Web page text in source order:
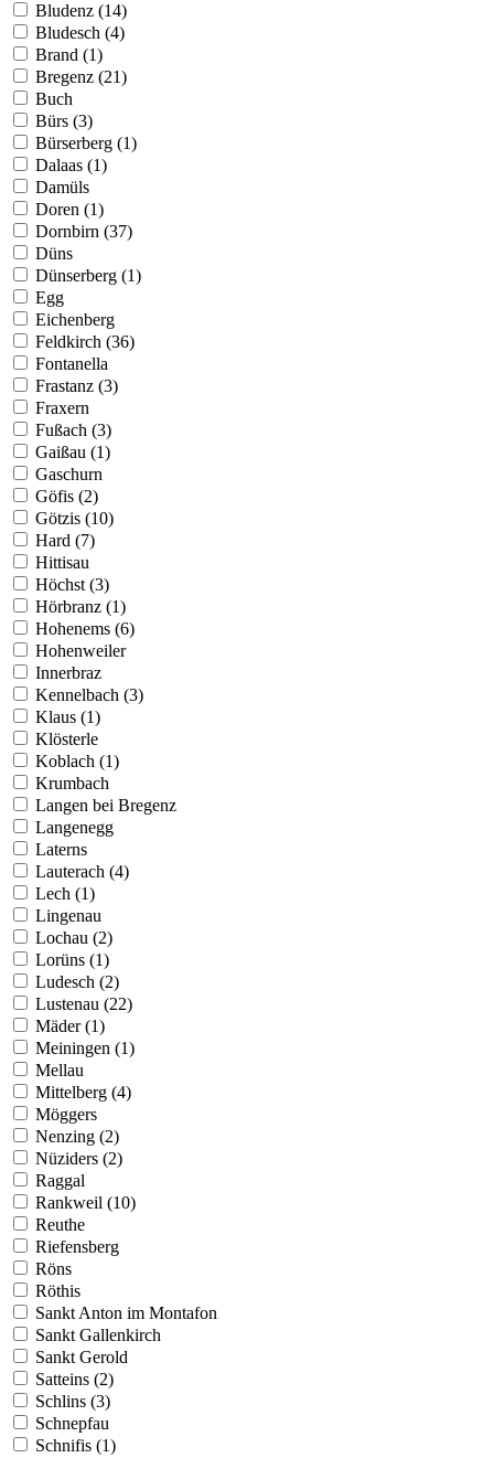
Bludenz (14)
Bludesch (4)
Brand (1)
Bregenz (21)
Buch
Bürs (3)
Bürserberg (1)
Dalaas (1)
Damüls
Doren (1)
Dornbirn (37)
Düns
Dünserberg (1)
Egg
Eichenberg
Feldkirch (36)
Fontanella
Frastanz (3)
Fraxern
Fußach (3)
Gaißau (1)
Gaschurn
Göfis (2)
Götzis (10)
Hard (7)
Hittisau
Höchst (3)
Hörbranz (1)
Hohenems (6)
Hohenweiler
Innerbraz
Kennelbach (3)
Klaus (1)
Klösterle
Koblach (1)
Krumbach
Langen bei Bregenz
Langenegg
Laterns
Lauterach (4)
Lech (1)
Lingenau
Lochau (2)
Lorüns (1)
Ludesch (2)
Lustenau (22)
Mäder (1)
Meiningen (1)
Mellau
Mittelberg (4)
Möggers
Nenzing (2)
Nüziders (2)
Raggal
Rankweil (10)
Reuthe
Riefensberg
Röns
Röthis
Sankt Anton im Montafon
Sankt Gallenkirch
Sankt Gerold
Satteins (2)
Schlins (3)
Schnepfau
Schnifis (1)